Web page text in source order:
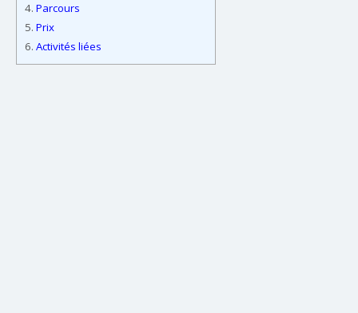
4. Parcours
5. Prix
6. Activités liées